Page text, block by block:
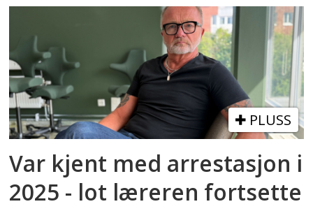
PLUSS
Var kjent med arrestasjon i
2025 - lot læreren fortsette